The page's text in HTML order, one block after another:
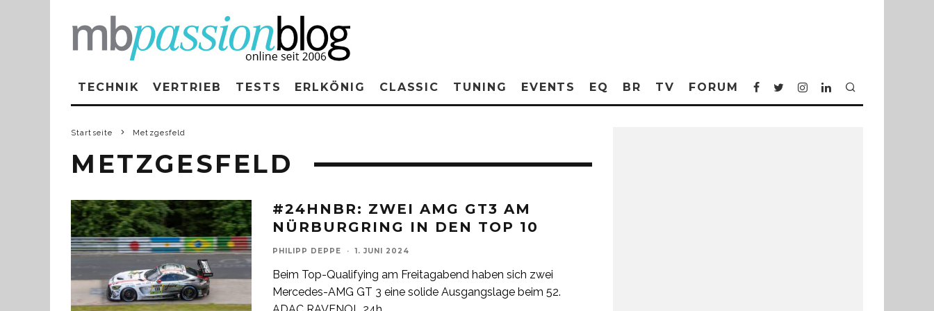
TECHNIK VERTRIEB TESTS ERLKÖNIG CLASSIC TUNING EVENTS EQ BR TV FORUM
Startseite Metzgesfeld
METZGESFELD
#24HNBR: ZWEI AMG GT3 AM
NÜRBURGRING IN DEN TOP 10
PHILIPP DEPPE · 1. JUNI 2024
Beim Top-Qualifying am Freitagabend haben sich zwei
Mercedes-AMG GT 3 eine solide Ausgangslage beim 52.